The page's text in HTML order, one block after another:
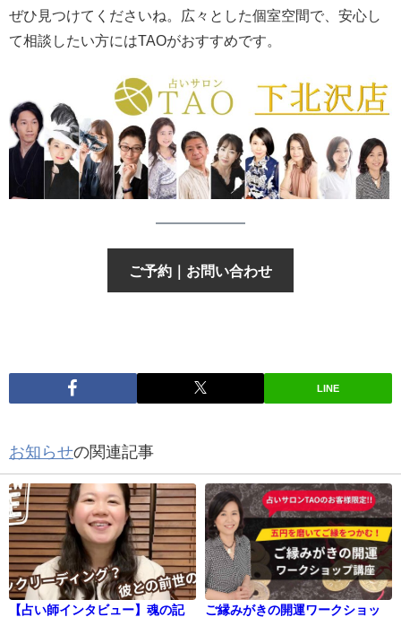
ぜひ見つけてくださいね。広々とした個室空間で、安心し
て相談したい方にはTAOがおすすめです。
ご予約｜お問い合わせ
LINE
お知らせの関連記事
【占い師インタビュー】魂の記
ご縁みがきの開運ワークショッ